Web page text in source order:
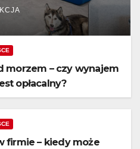
morzem – czy wynajem
opłacalny?
firmie – kiedy może